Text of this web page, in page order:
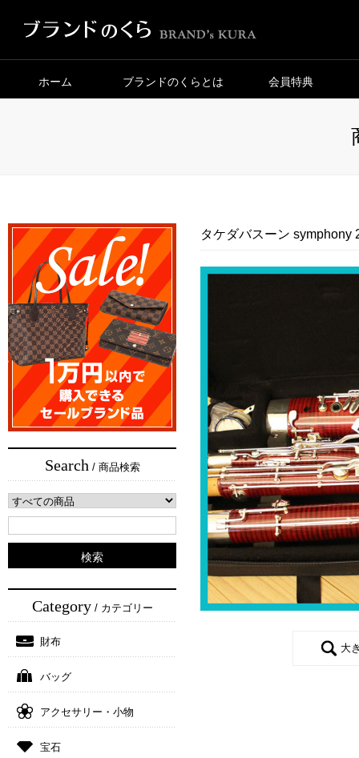
ホーム ブランドのくらとは 会員特典
Search/ 商品検索
Category/ カテゴリー
財布
バッグ
アクセサリー・小物
宝石
タケダバスーン
大